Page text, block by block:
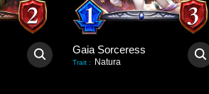
Gaia Sorceress
Trait : Natura